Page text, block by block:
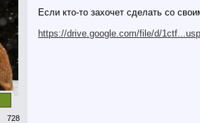
728
Если кто-то захочет сделать со
https://drive.google.com/file/d/